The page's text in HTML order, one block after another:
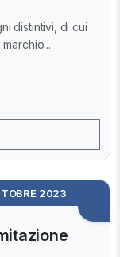
distintivi, di cui
2023